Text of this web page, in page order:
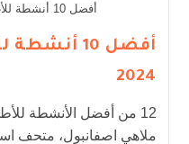
أفضل 10 أنشطة للأطفال في اسطنبول 2022
أفضل 10
2024
ملاهي اصفانبول، متحف